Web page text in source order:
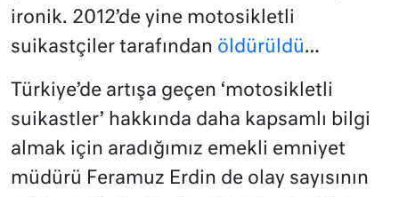
ironik. 2012’de yine motosikletli
suikastçiler tarafından öldürüldü…
Türkiye’de artışa geçen ‘motosikletli
suikastler’ hakkında daha kapsamlı bilgi
almak için aradığımız emekli emniyet
müdürü Feramuz Erdin de olay sayısının